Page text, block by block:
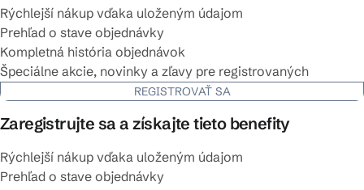
Rýchlejší nákup vďaka uloženým údajom
Prehľad o stave objednávky
Kompletná história objednávok
Špeciálne akcie, novinky a zľavy pre registrovaných
REGISTROVAŤ SA
Zaregistrujte sa a získajte tieto benefity
Rýchlejší nákup vďaka uloženým údajom
Prehľad o stave objednávky